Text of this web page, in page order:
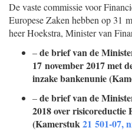
De vaste commissie voor
Europese Zaken hebben op 31
heer Hoekstra, Minister van
–de brief van de
17 november 2017 met
inzake bankenunie
–de brief van de
2018 over risicoreductie
(Kamerstuk21 501-07,